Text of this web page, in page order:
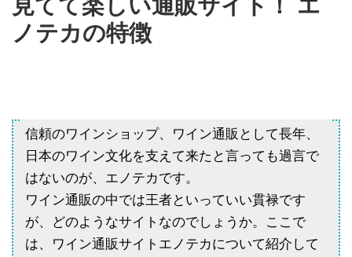
見てて楽しい通販サイト！ エ
ノテカの特徴
信頼のワインショップ、ワイン通販として長年、
日本のワイン文化を支えて来たと言っても過言で
はないのが、エノテカです。
ワイン通販の中では王者といっていい貫禄です
が、どのようなサイトなのでしょうか。ここで
は、ワイン通販サイトエノテカについて紹介して